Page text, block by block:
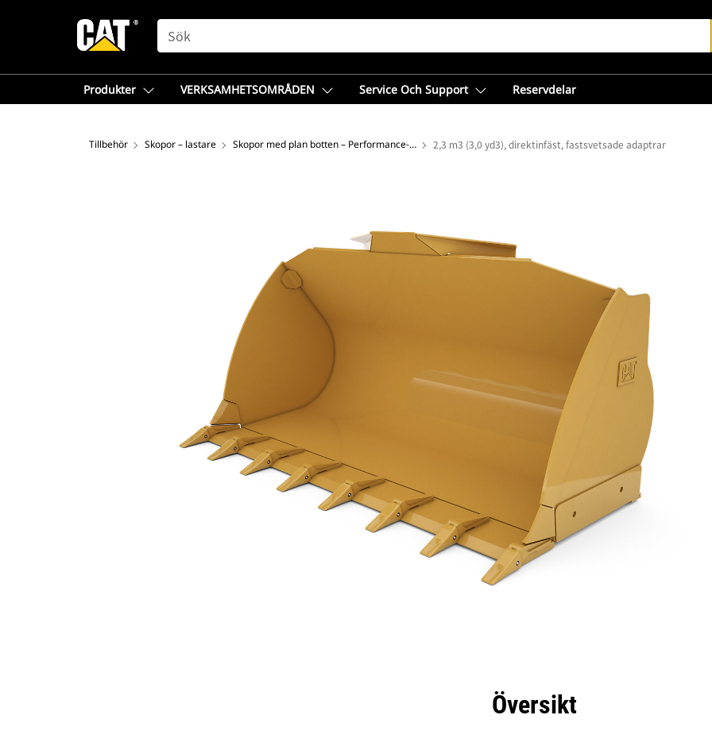
SEARCH
Produkter VERKSAMHETSOMRÅDEN Service Och Support Reservdelar
Tillbehör Skopor – lastare Skopor med plan botten – Performance-serien 2,3 m3 (3,0 yd3), direktinfäst, fastsvetsade adaptrar
SpecifikationerÖversikt